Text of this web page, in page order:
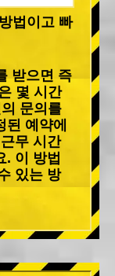
법이고 빠
받으면 즉
몇 시간
문의를
된 예약에
무 시간
. 이 방법
있는 방